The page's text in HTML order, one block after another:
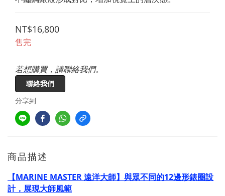
NT$16,800
售完
若想購買，請聯絡我們。
聯絡我們
分享到
商品描述
【MARINE MASTER 遠洋大師】與眾不同的12邊形錶圈設
計，展現大師風範